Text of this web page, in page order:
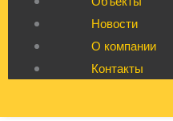
Новости
О компании
Контакты